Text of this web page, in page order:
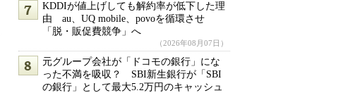
KDDIが値上げしても解約率が低下した理
由 au、UQ mobile、povoを循環させ
「脱・販促費競争」へ
（2026年08月07日）
元グループ会社が「ドコモの銀行」にな
った不満を吸収？ SBI新生銀行が「SBI
の銀行」として最大5.2万円のキャッシュ